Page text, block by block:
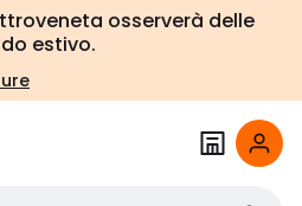
osserverà delle
estivo.